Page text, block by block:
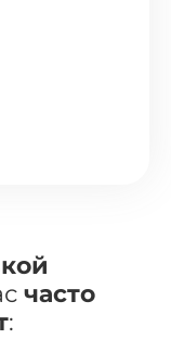
часто
: